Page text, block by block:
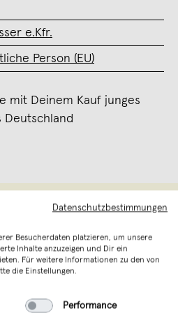
e.Kfr.
Person (EU)
mit Deinem Kauf junges
Deutschland
Hannover
Datenschutzbestimmungen
Besucherdaten platzieren, um unsere
Inhalte anzuzeigen und Dir ein
Für weitere Informationen zu den von
die Einstellungen.
Performance